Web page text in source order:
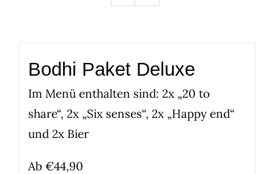
Bodhi Paket Deluxe
Im Menü enthalten sind: 2x „20 to
share“, 2x „Six senses“, 2x „Happy end“
und 2x Bier
Ab €44,90